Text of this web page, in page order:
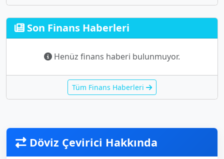
Son Finans Haberleri
Henüz finans haberi bulunmuyor.
Tüm Finans Haberleri
Döviz Çevirici Hakkında